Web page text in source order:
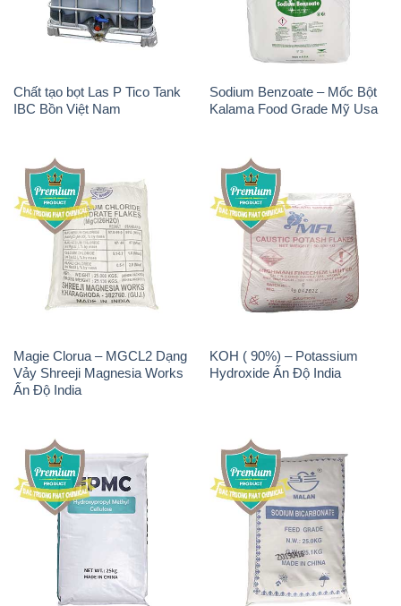
Chất tạo bọt Las P Tico Tank
IBC Bồn Việt Nam
Sodium Benzoate – Mốc Bột
Kalama Food Grade Mỹ Usa
Magie Clorua – MGCL2 Dạng
Vảy Shreeji Magnesia Works
Ấn Độ India
KOH ( 90%) – Potassium
Hydroxide Ấn Độ India